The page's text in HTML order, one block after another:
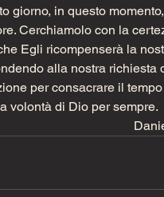
giorno, in questo
Cerchiamolo con la
Egli ricompenserà la
alla nostra richiesta
per consacrare il
volontà di Dio per sempre.